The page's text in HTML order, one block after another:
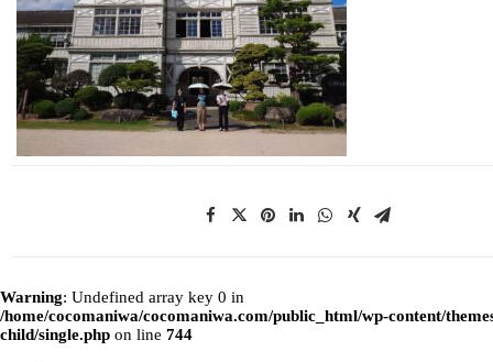
Warning: Undefined array key 0 in
/home/cocomaniwa/cocomaniwa.com/public_html/wp-content/
child/single.php on line 744